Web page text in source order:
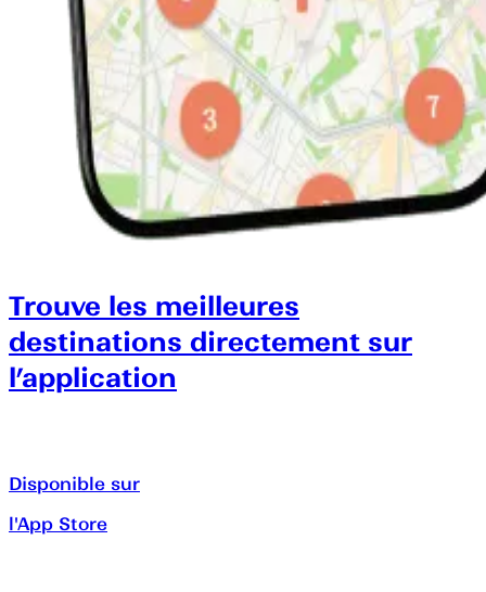
Trouve les meilleures
destinations directement sur
l’application
Disponible sur
l'App Store